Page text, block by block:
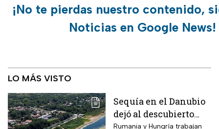
¡No te pierdas nuestro contenido,
Noticias en Google News!
LO MÁS VISTO
Sequía en el Danubio
dejó al descubierto
buques de la Segunda
Rumania y Hungría trabajan